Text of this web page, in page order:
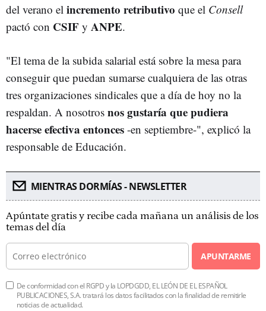
del verano el incremento retributivo que el Consell
pactó con CSIF y ANPE.
"El tema de la subida salarial está sobre la mesa para
conseguir que puedan sumarse cualquiera de las otras
tres organizaciones sindicales que a día de hoy no la
respaldan. A nosotros nos gustaría que pudiera
hacerse efectiva entonces -en septiembre-", explicó la
responsable de Educación.
MIENTRAS DORMÍAS - NEWSLETTER
Apúntate gratis y recibe cada mañana un análisis de los
temas del día
APUNTARME
De conformidad con el RGPD y la LOPDGDD, EL LEÓN DE EL ESPAÑOL
PUBLICACIONES, S.A. tratará los datos facilitados con la finalidad de remitirle
noticias de actualidad.